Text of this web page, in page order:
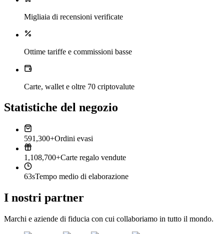
Migliaia di recensioni verificate
Ottime tariffe e commissioni basse
Carte, wallet e oltre 70 criptovalute
Statistiche del negozio
591,300+Ordini evasi
1,108,700+Carte regalo vendute
63sTempo medio di elaborazione
I nostri partner
Marchi e aziende di fiducia con cui collaboriamo in tutto il mondo.